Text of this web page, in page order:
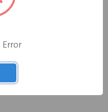
de coulissen: 20 m/s
100 ˚C
7235)